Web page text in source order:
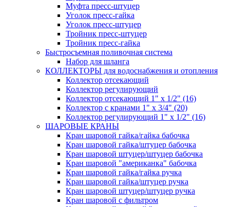
Муфта пресс-штуцер
Уголок пресс-гайка
Уголок пресс-штуцер
Тройник пресс-штуцер
Тройник пресс-гайка
Быстросъемная поливочная система
Набор для шланга
КОЛЛЕКТОРЫ для водоснабжения и отопления
Коллектор отсекающий
Коллектор регулирующий
Коллектор отсекающий 1" х 1/2" (16)
Коллектор с кранами 1" х 3/4" (20)
Коллектор регулирующий 1" х 1/2" (16)
ШАРОВЫЕ КРАНЫ
Кран шаровой гайка/гайка бабочка
Кран шаровой гайка/штуцер бабочка
Кран шаровой штуцер/штуцер бабочка
Кран шаровой "американка" бабочка
Кран шаровой гайка/гайка ручка
Кран шаровой гайка/штуцер ручка
Кран шаровой штуцер/штуцер ручка
Кран шаровой с фильтром